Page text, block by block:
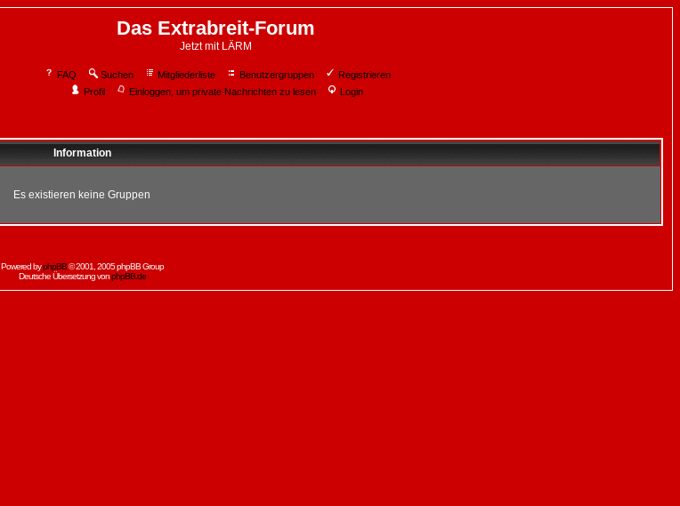
Das Extrabreit-Forum
Jetzt mit LÄRM
FAQ Suchen Mitgliederliste Benutzergruppen
Registrieren
Profil
Einloggen, um private Nachrichten zu lesen Login
Information
Es existieren keine Gruppen
Powered byphpBB© 2001, 2005 phpBB Group
Deutsche Übersetzung vonphpBB.de